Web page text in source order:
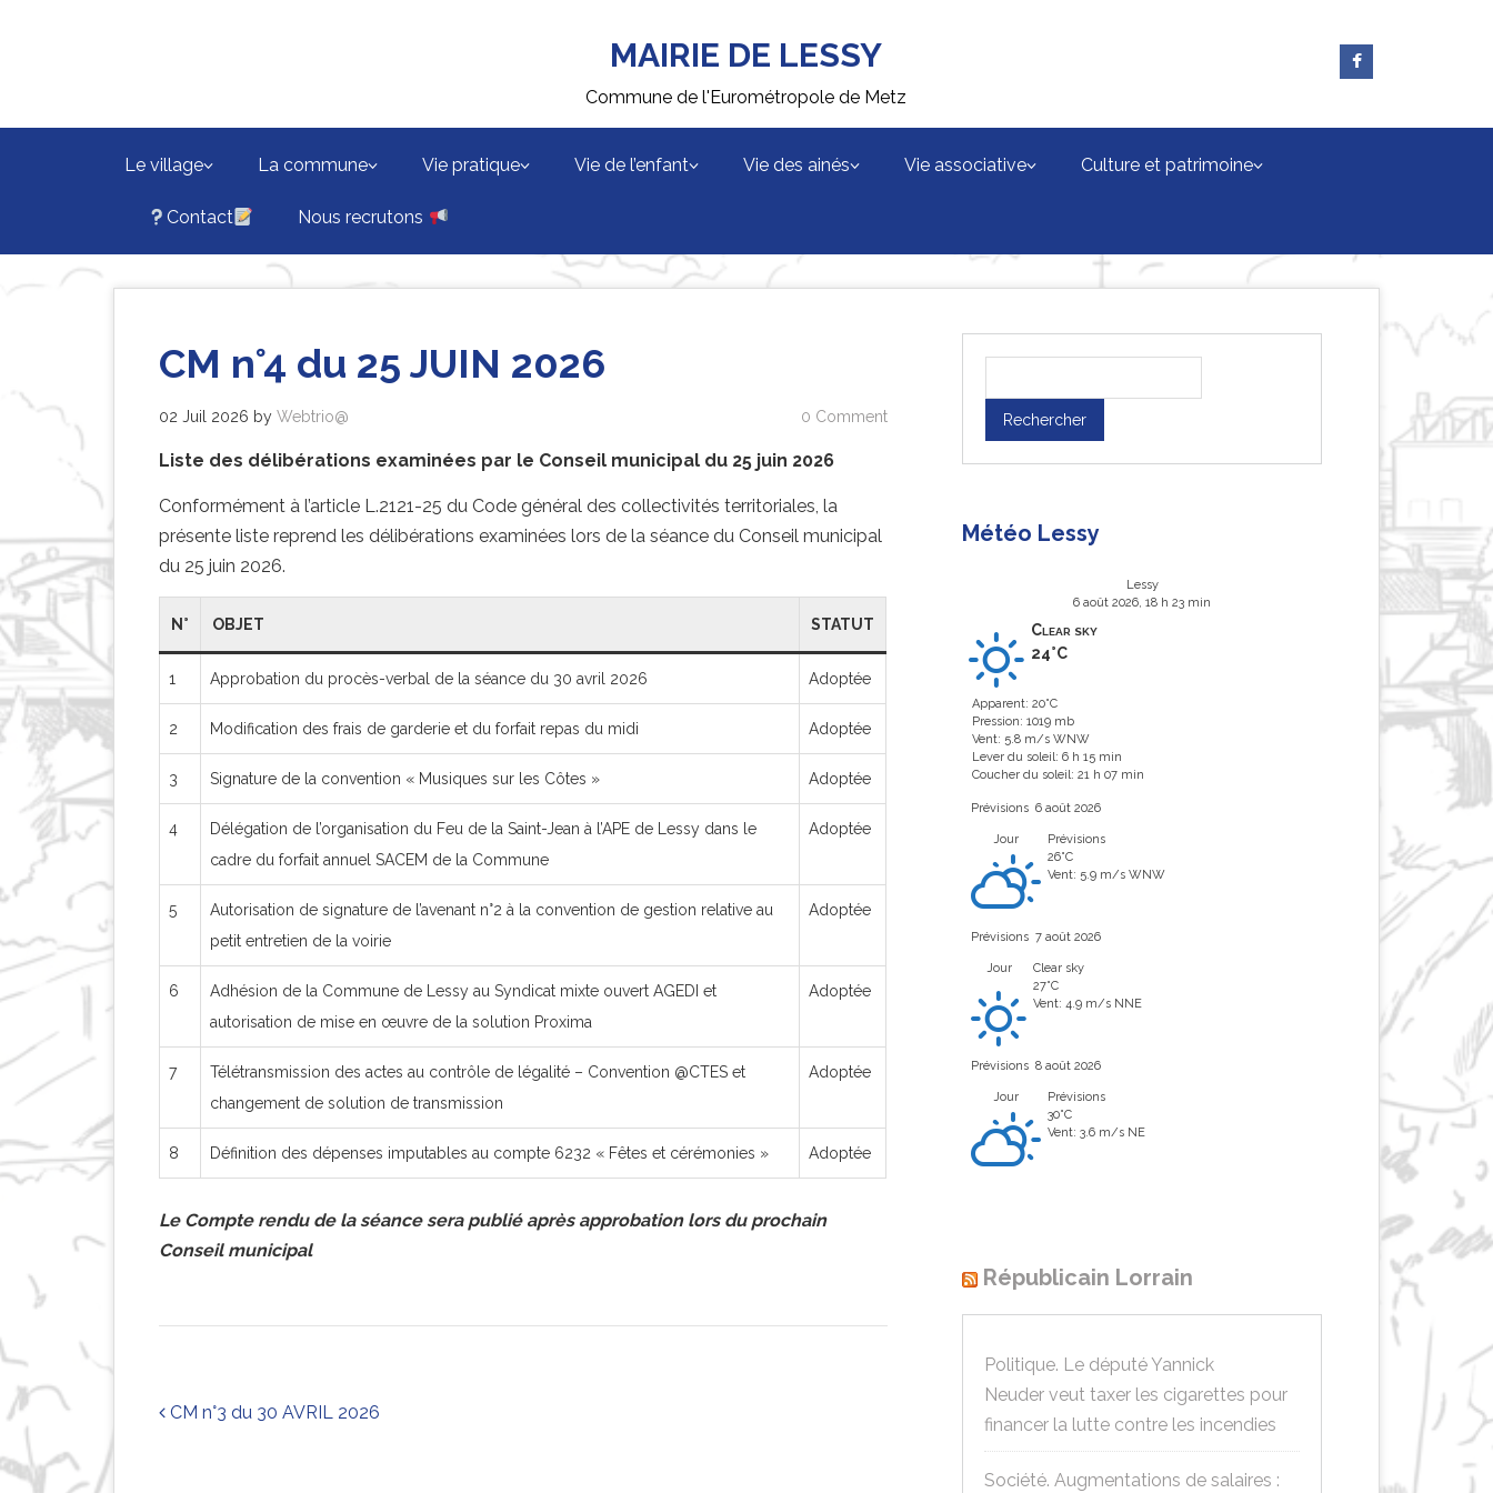
MAIRIE DE LESSY
Commune de l'Eurométropole de Metz
Le village La commune Vie pratique Vie de l’enfant Vie des ainés Vie associative Culture et patrimoine
Contact Nous recrutons
CM n°4 du 25 JUIN 2026
02 Juil 2026 by Webtrio@ 0 Comment
Liste des délibérations examinées par le Conseil municipal du 25 juin 2026
Conformément à l’article L.2121-25 du Code général des collectivités territoriales, la
présente liste reprend les délibérations examinées lors de la séance du Conseil municipal
du 25 juin 2026.
N° OBJET STATUT
1 Approbation du procès-verbal de la séance du 30 avril 2026 Adoptée
2 Modification des frais de garderie et du forfait repas du midi Adoptée
3 Signature de la convention « Musiques sur les Côtes » Adoptée
4
Délégation de l’organisation du Feu de la Saint-Jean à l’APE de Lessy dans le
cadre du forfait annuel SACEM de la Commune
Adoptée
5
Autorisation de signature de l’avenant n°2 à la convention de gestion relative au
petit entretien de la voirie
Adoptée
6
Adhésion de la Commune de Lessy au Syndicat mixte ouvert AGEDI et
autorisation de mise en œuvre de la solution Proxima
Adoptée
7
Télétransmission des actes au contrôle de légalité – Convention @CTES et
changement de solution de transmission
Adoptée
8 Définition des dépenses imputables au compte 6232 « Fêtes et cérémonies » Adoptée
Le Compte rendu de la séance sera publié après approbation lors du prochain
Conseil municipal
CM n°3 du 30 AVRIL 2026
Météo Lessy
Lessy
6 août 2026, 18 h 23 min
Clear sky
24°C
Apparent: 20°C
Pression: 1019 mb
Vent: 5.8 m/s WNW
Lever du soleil: 6 h 15 min
Coucher du soleil: 21 h 07 min
Prévisions 6 août 2026
Jour
Prévisions
26°C
Vent: 5.9 m/s WNW
Prévisions 7 août 2026
Jour
Clear sky
27°C
Vent: 4.9 m/s NNE
Prévisions 8 août 2026
Jour
Prévisions
30°C
Vent: 3.6 m/s NE
Républicain Lorrain
Politique. Le député Yannick
Neuder veut taxer les cigarettes pour
financer la lutte contre les incendies
Société. Augmentations de salaires :